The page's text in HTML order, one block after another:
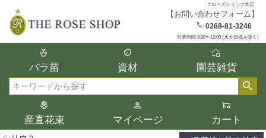
ザローズショップ本店
【お問い合わせフォーム】
0268-81-3246
営業時間 9:30〜12:00 (水土日祝を除く)
バラ苗 資材 園芸雑貨
産直花束 マイページ カート
在庫
在庫ありのみ表示
検索
複数の条件を選択して絞り込み検索が可能
選択した項目全てに該当する品種のみ検索
結果に表示されます。
タイプ、カラー、ブランドなどは1つずつ選
択してください。